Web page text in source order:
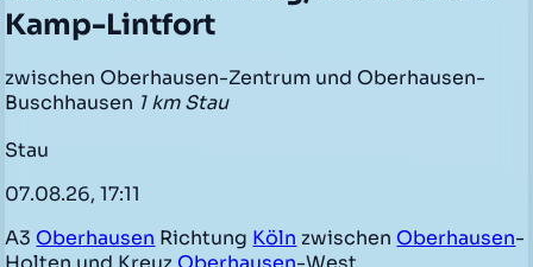
Kamp-Lintfort
zwischen Oberhausen-Zentrum und Oberhausen-
Buschhausen 1 km Stau
Stau
07.08.26, 17:11
A3 Oberhausen Richtung Köln zwischen Oberhausen-